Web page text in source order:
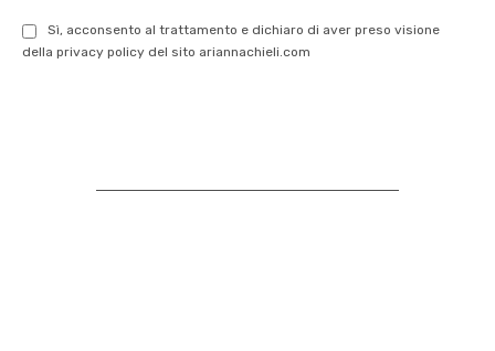
Sì, acconsento al trattamento e dichiaro di aver preso visione
della privacy policy del sito ariannachieli.com